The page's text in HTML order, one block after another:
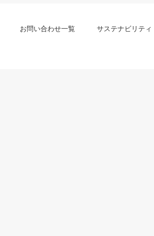
お問い合わせ一覧 サステナビリティ